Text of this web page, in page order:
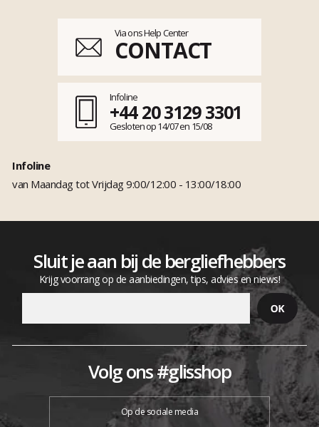
Via ons Help Center
CONTACT
Infoline
+44 20 3129 3301
Gesloten op 14/07 en 15/08
Infoline
van Maandag tot Vrijdag 9:00/12:00 - 13:00/18:00
Sluit je aan bij de bergliefhebbers
Krijg voorrang op de aanbiedingen, tips, advies en niews!
Volg ons #glisshop
Op de sociale media